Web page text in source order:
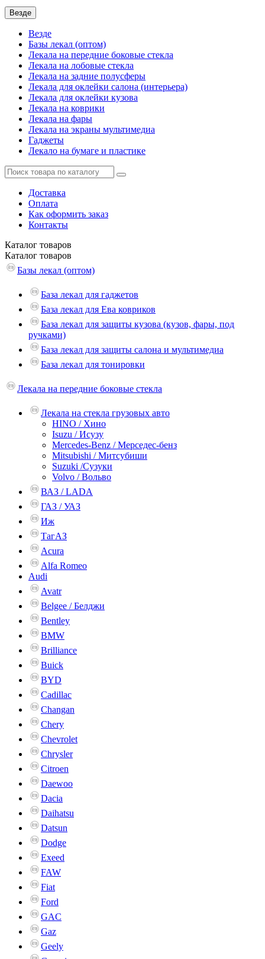
Везде
Везде
Базы лекал (оптом)
Лекала на передние боковые стекла
Лекала на лобовые стекла
Лекала на задние полусферы
Лекала для оклейки салона (интерьера)
Лекала для оклейки кузова
Лекала на коврики
Лекала на фары
Лекала на экраны мультимедиа
Гаджеты
Лекало на бумаге и пластике
Доставка
Оплата
Как оформить заказ
Контакты
Каталог товаров
Каталог товаров
Базы лекал (оптом)
База лекал для гаджетов
База лекал для Ева ковриков
База лекал для защиты кузова (кузов, фары, под
ручками)
База лекал для защиты салона и мультимедиа
База лекал для тонировки
Лекала на передние боковые стекла
Лекала на стекла грузовых авто
HINO / Хино
Isuzu / Исузу
Mercedes-Benz / Мерседес-бенз
Mitsubishi / Митсубиши
Suzuki /Сузуки
Volvo / Вольво
ВАЗ / LADA
ГАЗ / УАЗ
Иж
ТагАЗ
Acura
Alfa Romeo
Audi
Avatr
Belgee / Белджи
Bentley
BMW
Brilliance
Buick
BYD
Cadillac
Changan
Chery
Chevrolet
Chrysler
Citroen
Daewoo
Dacia
Daihatsu
Datsun
Dodge
Exeed
FAW
Fiat
Ford
GAC
Gaz
Geely